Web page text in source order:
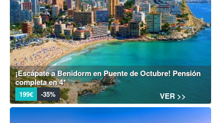
¡Escápate a Benidorm en Puente de Octubre! Pensión
completa en 4*
199€ -35% VER >>